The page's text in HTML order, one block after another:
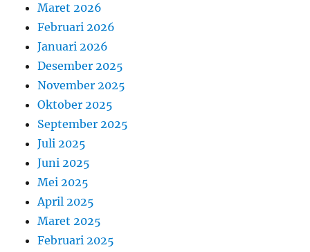
Maret 2026
Februari 2026
Januari 2026
Desember 2025
November 2025
Oktober 2025
September 2025
Juli 2025
Juni 2025
Mei 2025
April 2025
Maret 2025
Februari 2025